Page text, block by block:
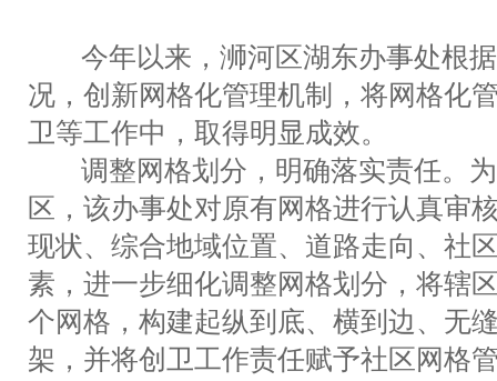
今年以来，浉河区湖东办事处根据
况，创新网格化管理机制，将网格化
卫等工作中，取得明显成效。
调整网格划分，明确落实责任。为
区，该办事处对原有网格进行认真审
现状、综合地域位置、道路走向、社
素，进一步细化调整网格划分，将辖
个网格，构建起纵到底、横到边、无
架，并将创卫工作责任赋予社区网格